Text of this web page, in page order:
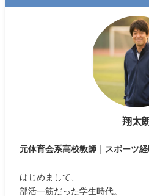
翔太
元体育会系高校教師｜スポーツ
はじめまして、
部活一筋だった学生時代。